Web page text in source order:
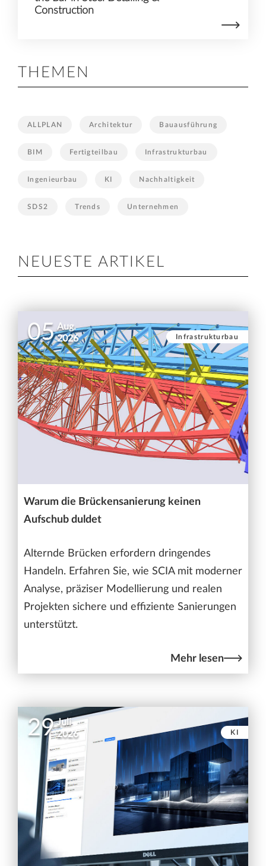
Construction
THEMEN
ALLPLAN Architektur Bauausführung
BIM Fertigteilbau Infrastrukturbau
Ingenieurbau KI Nachhaltigkeit
SDS2 Trends Unternehmen
NEUESTE ARTIKEL
05 Aug.
2026
Infrastrukturbau
Warum die Brückensanierung keinen
Aufschub duldet
Alternde Brücken erfordern dringendes
Handeln. Erfahren Sie, wie SCIA mit moderner
Analyse, präziser Modellierung und realen
Projekten sichere und effiziente Sanierungen
unterstützt.
Mehr lesen
29 Juli
2026
KI